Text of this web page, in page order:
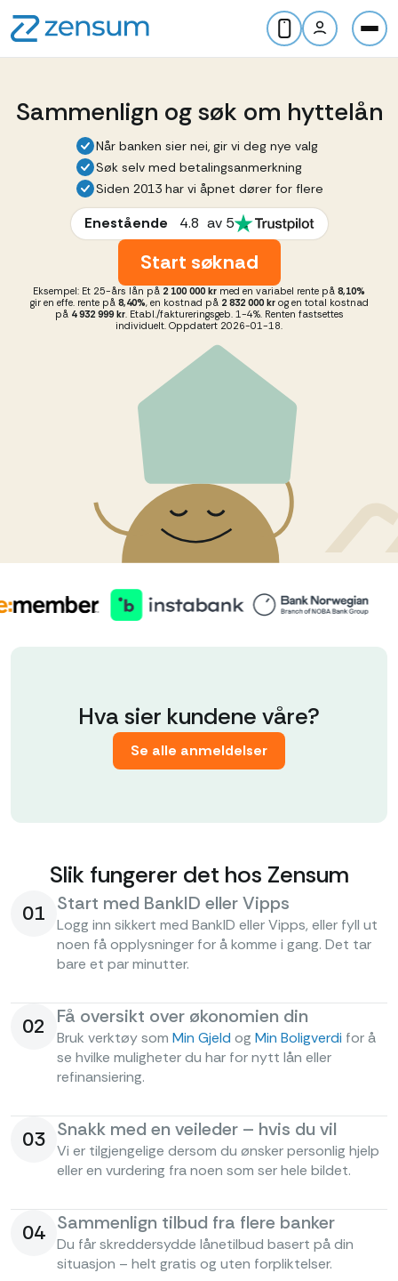
Sammenlign og søk om hyttelån
Når banken sier nei, gir vi deg nye valg
Søk selv med betalingsanmerkning
Siden 2013 har vi åpnet dører for flere
Enestående 4.8 av 5
Start søknad
Eksempel: Et 25-års lån på 2 100 000 kr med en variabel rente på 8,10%
gir en effe. rente på8,40%, en kostnad på 2 832 000 krog en total kostnad
på4 932 999 kr. Etabl./faktureringsgeb. 1-4%. Renten fastsettes
individuelt. Oppdatert 2026-01-18.
Hva sier kundene våre?
Se alle anmeldelser
Slik fungerer det hos Zensum
01 Start med BankID eller Vipps
Logg inn sikkert med BankID eller Vipps, eller fyll ut
noen få opplysninger for å komme i gang. Det tar
bare et par minutter.
02 Få oversikt over økonomien din
Bruk verktøy som Min Gjeld og Min Boligverdi for å
se hvilke muligheter du har for nytt lån eller
refinansiering.
03 Snakk med en veileder – hvis du vil
Vi er tilgjengelige dersom du ønsker personlig hjelp
eller en vurdering fra noen som ser hele bildet.
04 Sammenlign tilbud fra flere banker
Du får skreddersydde lånetilbud basert på din
situasjon – helt gratis og uten forpliktelser.